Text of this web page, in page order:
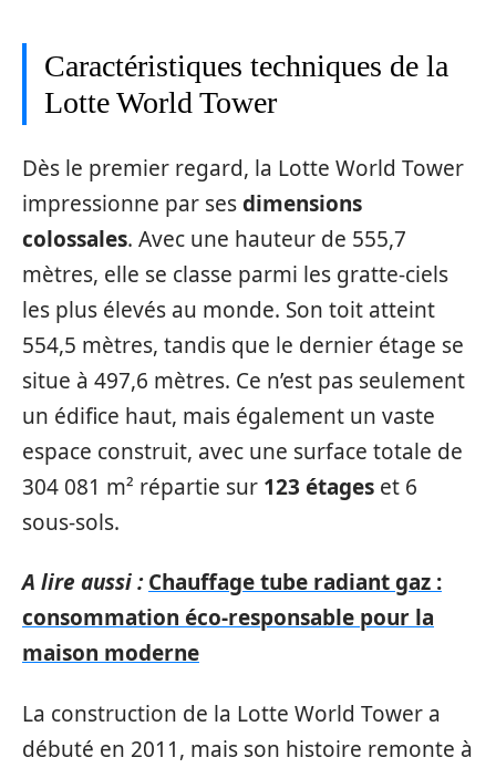
Caractéristiques techniques de la
Lotte World Tower
Dès le premier regard, la Lotte World Tower
impressionne par sesdimensions
colossales. Avec une hauteur de 555,7
mètres, elle se classe parmi les gratte-ciels
les plus élevés au monde. Son toit atteint
554,5 mètres, tandis que le dernier étage se
situe à 497,6 mètres. Ce n’est pas seulement
un édifice haut, mais également un vaste
espace construit, avec une surface totale de
304 081 m² répartie sur 123 étages et 6
sous-sols.
A lire aussi : Chauffage tube radiant gaz :
consommation éco-responsable pour la
maison moderne
La construction de la Lotte World Tower a
débuté en 2011, mais son histoire remonte à